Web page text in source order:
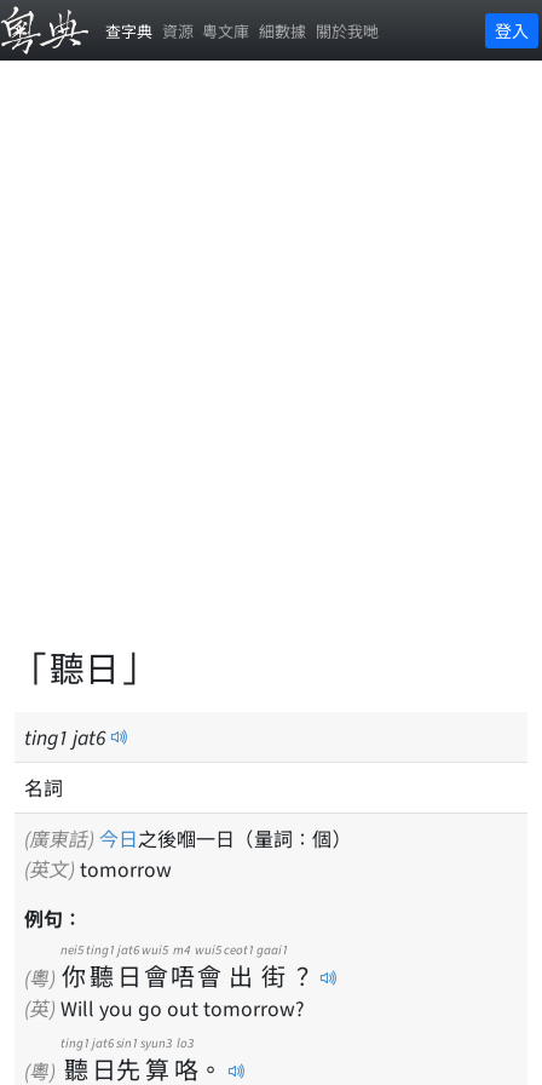
查字典 資源 粵文庫 細數據 關於我哋 登入
「聽日」
ting1 jat6
名詞
(廣東話) 今日之後嗰一日（量詞：個）
(英文) tomorrow
例句：
(粵) 你
nei5
聽
ting1
日
jat6
會
wui5
唔
m4
會
wui5
出
ceot1
街
gaai1
？
(英) Will you go out tomorrow?
(粵) 聽
ting1
日
jat6
先
sin1
算
syun3
咯
lo3
。